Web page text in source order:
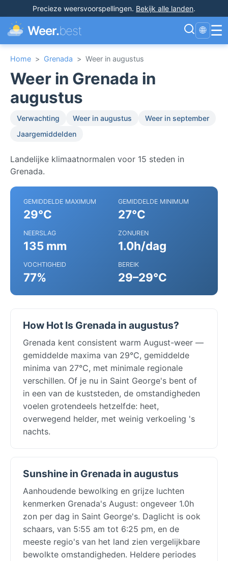
Precieze weersvoorspellingen. Bekijk alle landen.
Weer.best 🌐 ☰
Home > Grenada > Weer in augustus
Weer in Grenada in
augustus
Verwachting Weer in augustus
Weer in september
Jaargemiddelden
Landelijke klimaatnormalen voor 15 steden in
Grenada.
GEMIDDELDE MAXIMUM
29°C
GEMIDDELDE MINIMUM
27°C
NEERSLAG
135 mm
ZONUREN
1.0h/dag
VOCHTIGHEID
77%
BEREIK
29–29°C
How Hot Is Grenada in augustus?
Grenada kent consistent warm August-weer —
gemiddelde maxima van 29°C, gemiddelde
minima van 27°C, met minimale regionale
verschillen. Of je nu in Saint George's bent of
in een van de kuststeden, de omstandigheden
voelen grotendeels hetzelfde: heet,
overwegend helder, met weinig verkoeling 's
nachts.
Sunshine in Grenada in augustus
Aanhoudende bewolking en grijze luchten
kenmerken Grenada's August: ongeveer 1.0h
zon per dag in Saint George's. Daglicht is ook
schaars, van 5:55 am tot 6:25 pm, en de
meeste regio's van het land zien vergelijkbare
bewolkte omstandigheden. Heldere periodes